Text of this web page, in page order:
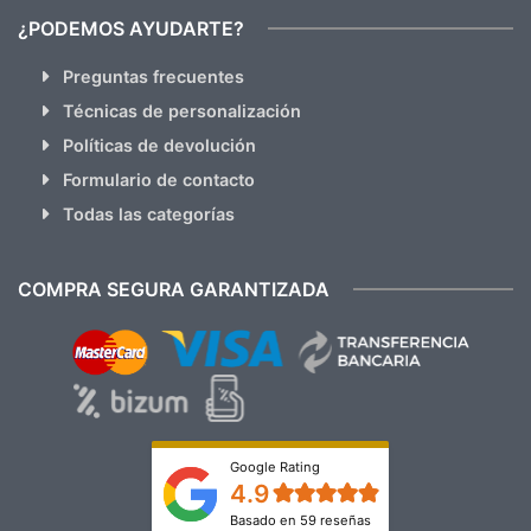
¿PODEMOS AYUDARTE?
Preguntas frecuentes
Técnicas de personalización
Políticas de devolución
Formulario de contacto
Todas las categorías
COMPRA SEGURA GARANTIZADA
Google Rating
4.9
Basado en 59 reseñas